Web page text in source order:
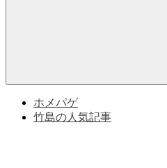
島
ホメパゲ
竹島の人気記事